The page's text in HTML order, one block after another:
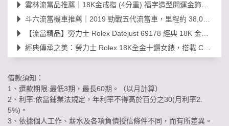
雲林流當品推薦｜18K金戒指 (4分重) 福字造型開運金飾，日常百搭超值選！
斗六流當機車推薦｜2019 勁戰五代流當車，里程約 38,000km，可現場賞車議價
【流當精品】勞力士 Rolex Datejust 69178 經典 18K 金鑽石女錶｜原裝 203
經典傳承之美：勞力士 Rolex 18K全金十鑽女錶，搭載 Cal. 2030 機芯的黃金年代
借款須知：
1、還款期限:最低3期，最長60期。（以月計算）
2、利率:依當鋪業法規定，年利率不得高於百分之30(月利率2.
5%)。
3、依據個人工作、薪水及各項負債授信條件不同，而有所差異。